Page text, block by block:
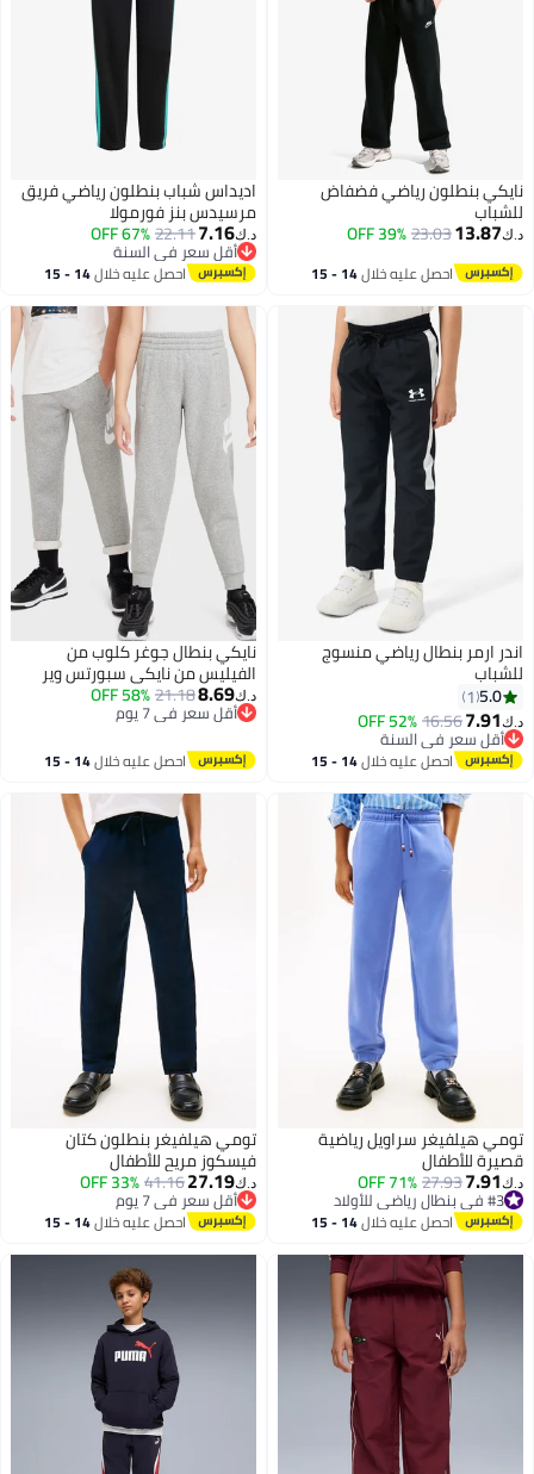
2
نايكي بنطلون رياضي فضفاض
للشباب
د.ك‏13.87
23.03
39% OFF
احصل عليه خلال 14 - 15
اديداس شباب بنطلون رياضي فريق
مرسيدس بنز فورمولا
د.ك‏7.16
22.11
67% OFF
أقل سعر في السنة
أقل سعر في السنة
احصل عليه خلال 14 - 15
اندر ارمر بنطال رياضي منسوج
للشباب
5.0
1
د.ك‏7.91
16.56
52% OFF
أقل سعر في السنة
أقل سعر في السنة
احصل عليه خلال 14 - 15
نايكي بنطال جوغر كلوب من
الفيليس من نايكي سبورتس وير
د.ك‏8.69
21.18
58% OFF
أقل سعر في 7 يوم
أقل سعر في 7 يوم
احصل عليه خلال 14 - 15
تومي هيلفيغر سراويل رياضية
قصيرة للأطفال
د.ك‏7.91
27.93
71% OFF #3 في بنطال رياضي للأولاد
أقل سعر في السنة
#3 في بنطال رياضي للأولاد احصل عليه خلال 14 - 15
تومي هيلفيغر بنطلون كتان
فيسكوز مريح للأطفال
د.ك‏27.19
41.16
33% OFF
أقل سعر في 7 يوم
أقل سعر في 7 يوماحصل عليه خلال 14 - 15